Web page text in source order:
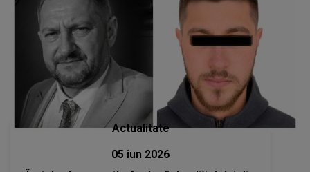
Actualitate
05 iun 2026